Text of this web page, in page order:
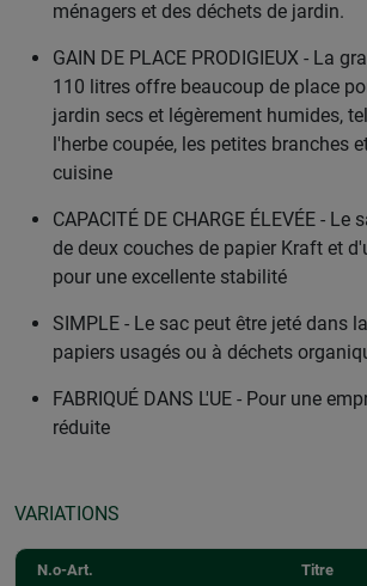
ménagers et des déchets de jardin.
GAIN DE PLACE PRODIGIEUX - La
110 litres offre beaucoup de place
jardin secs et légèrement humides,
l'herbe coupée, les petites branches
cuisine
CAPACITÉ DE CHARGE ÉLEVÉE - Le
de deux couches de papier Kraft et
pour une excellente stabilité
SIMPLE - Le sac peut être jeté dans
papiers usagés ou à déchets
FABRIQUÉ DANS L'UE - Pour une
réduite
VARIATIONS
N.o-Art. Titre